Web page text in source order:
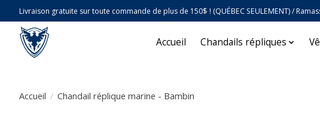
Livraison gratuite sur toute commande de plus de 150$ ! (QUÉBEC SEULEMENT) /
Accueil Chandails répliques
Accueil / Chandail réplique marine - Bambin